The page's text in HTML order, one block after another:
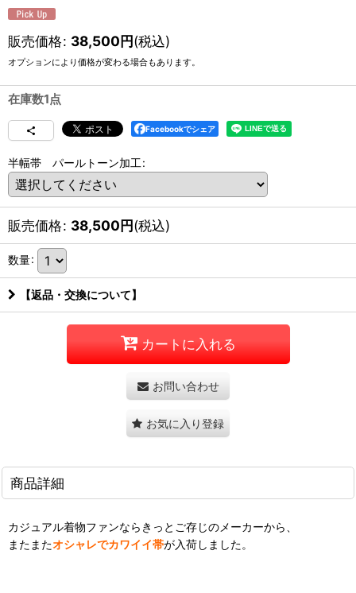
販売価格: 38,500円(税込)
オプションにより価格が変わる場合もあります。
在庫数1点
Facebookでシェア
半幅帯 パールトーン加工:
販売価格: 38,500円(税込)
数量:
【返品・交換について】
カートに入れる
お問い合わせ
お気に入り登録
商品詳細
カジュアル着物ファンならきっとご存じのメーカーから、
またまたオシャレでカワイイ帯が入荷しました。